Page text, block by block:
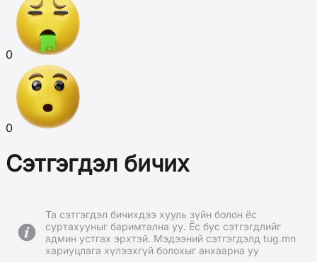
0
0
Сэтгэгдэл бичих
Та сэтгэгдэл бичихдээ хууль зүйн болон ёс
суртахууныг баримтална уу. Ёс бус сэтгэгдлийг
админ устгах эрхтэй. Мэдээний сэтгэгдэлд tug.mn
хариуцлага хүлээхгүй болохыг анхаарна уу